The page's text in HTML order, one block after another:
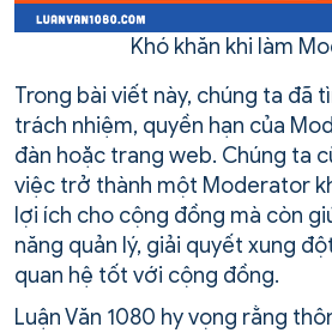
Khó khăn khi làm
Trong bài viết này, chúng ta đã
trách nhiệm, quyền hạn của
đàn hoặc trang web. Chúng ta
việc trở thành một Moderator
lợi ích cho cộng đồng mà còn
năng quản lý, giải quyết xung
quan hệ tốt với cộng đồng.
Luận Văn 1080 hy vọng rằng